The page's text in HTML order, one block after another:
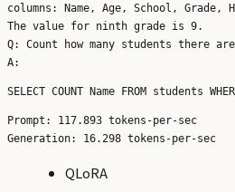
columns: Name, Age, School, Grade,
The value for ninth grade is 9.
Q: Count how many students there
Prompt: 117.893 tokens-per-sec
QLoRA